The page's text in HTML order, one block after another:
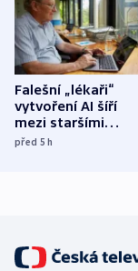
Falešní „lékaři“
vytvoření AI šíří
mezi staršími
Poláky nebezpečné
před 5h